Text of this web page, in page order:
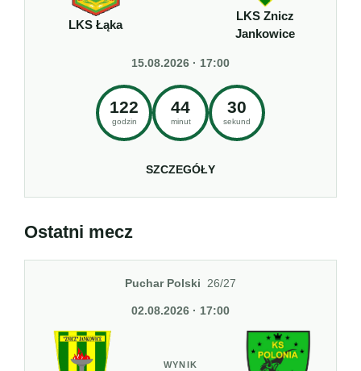
LKS Łąka
LKS Znicz
Jankowice
15.08.2026 · 17:00
122
godzin
44
minut
29
sekund
SZCZEGÓŁY
Ostatni mecz
Puchar Polski 26/27
02.08.2026 · 17:00
WYNIK